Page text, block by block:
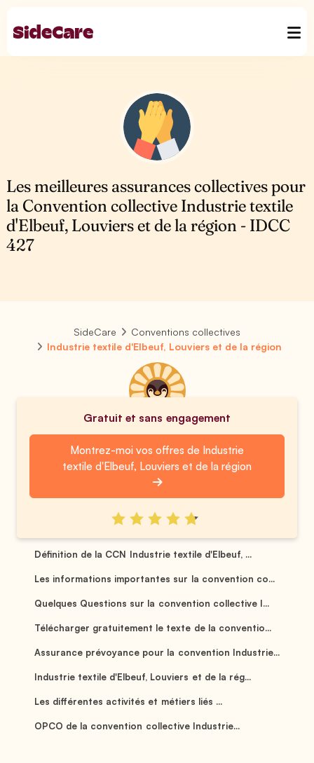
Les meilleures assurances collectives pour
la Convention collective Industrie textile
d'Elbeuf, Louviers et de la région - IDCC
427
SideCare
Conventions collectives
Industrie textile d'Elbeuf, Louviers et de la région
Gratuit et sans engagement
Montrez-moi vos offres de Industrie
textile d'Elbeuf, Louviers et de la région
Définition de la CCN Industrie textile d'Elbeuf, ...
Les informations importantes sur la convention co...
Quelques Questions sur la convention collective I...
Télécharger gratuitement le texte de la conventio...
Assurance prévoyance pour la convention Industrie...
Industrie textile d'Elbeuf, Louviers et de la rég...
Les différentes activités et métiers liés ...
OPCO de la convention collective Industrie...